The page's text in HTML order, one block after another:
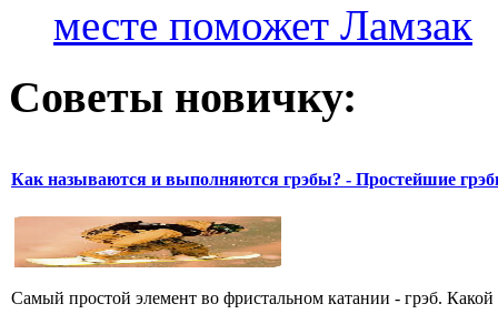
месте поможет Ламзак
Советы новичку:
Как называются и выполняются грэбы? - Простейшие
Самый простой элемент во фристальном катании - грэб.